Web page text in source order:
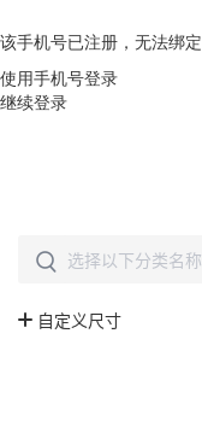
该手机号已注册，无法绑定
使用手机号登录
继续登录